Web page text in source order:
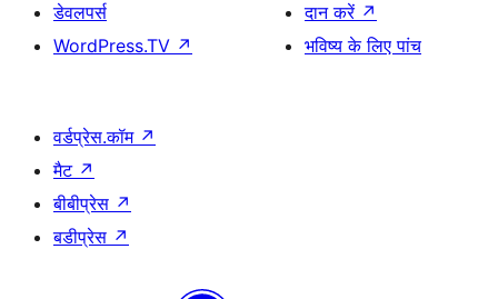
डेवलपर्स
WordPress.TV ↗
दान करें ↗
भविष्य के लिए पांच
वर्डप्रेस.कॉम ↗
मैट ↗
बीबीप्रेस ↗
बडीप्रेस ↗